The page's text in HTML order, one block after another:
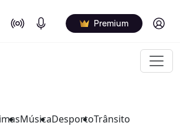
On Air Podcasts Premium Log in
MúsicaDesportoTrânsito